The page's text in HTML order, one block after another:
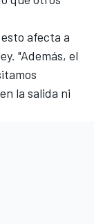
afecta a
"Además, el
la salida ni